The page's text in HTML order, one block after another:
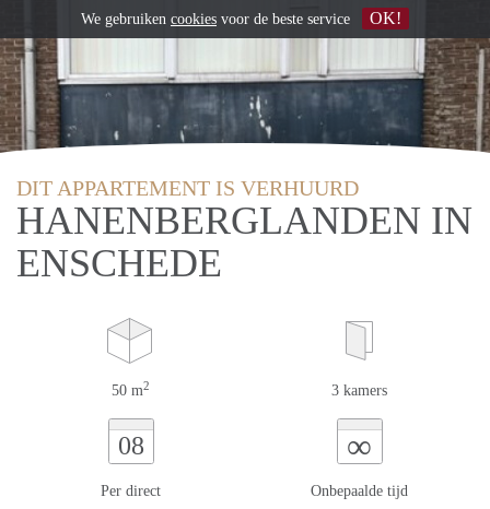
DIT APPARTEMENT IS VERHUURD
HANENBERGLANDEN IN
ENSCHEDE
50 m2 3 kamers
08
Per direct
∞
Onbepaalde tijd
We gebruiken cookies voor de beste service OK!